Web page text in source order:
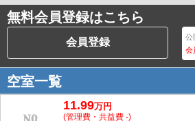
無料会員登録はこちら
会員登録 公
会
空室一覧
11.99万円
(管理費・共益費 -)